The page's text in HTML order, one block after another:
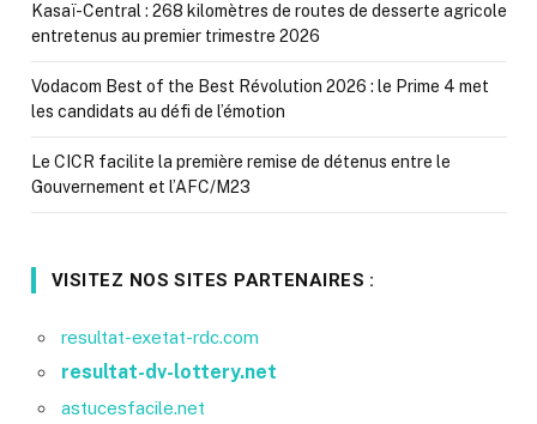
Kasaï-Central : 268 kilomètres de routes de desserte agricole
entretenus au premier trimestre 2026
Vodacom Best of the Best Révolution 2026 : le Prime 4 met
les candidats au défi de l’émotion
Le CICR facilite la première remise de détenus entre le
Gouvernement et l’AFC/M23
VISITEZ NOS SITES PARTENAIRES :
resultat-exetat-rdc.com
resultat-dv-lottery.net
astucesfacile.net